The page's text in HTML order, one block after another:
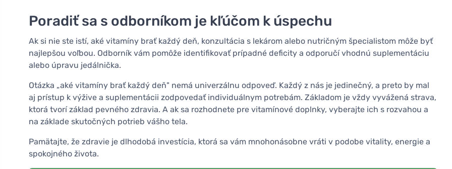
Poradiť sa s odborníkom je kľúčom k úspechu
Ak si nie ste istí, aké vitamíny brať každý deň, konzultácia s lekárom alebo nutričným špecialistom môže byť
najlepšou voľbou. Odborník vám pomôže identifikovať prípadné deficity a odporučí vhodnú suplementáciu
alebo úpravu jedálnička.
Otázka „aké vitamíny brať každý deň" nemá univerzálnu odpoveď. Každý z nás je jedinečný, a preto by mal
aj prístup k výžive a suplementácii zodpovedať individuálnym potrebám. Základom je vždy vyvážená strava,
ktorá tvorí základ pevného zdravia. A ak sa rozhodnete pre vitamínové doplnky, vyberajte ich s rozvahou a
na základe skutočných potrieb vášho tela.
Pamätajte, že zdravie je dlhodobá investícia, ktorá sa vám mnohonásobne vráti v podobe vitality, energie a
spokojného života.